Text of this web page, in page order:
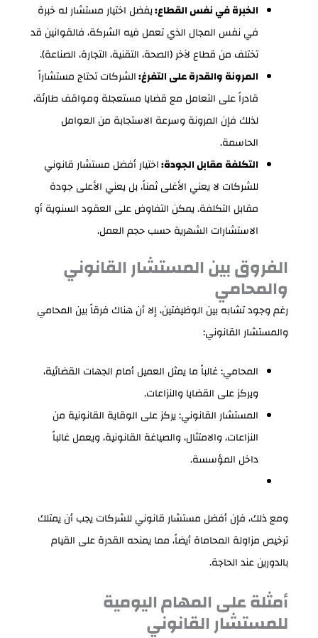
الخبرة في نفس القطاع:يفضل اختيار مستشار له خبرة
في نفس المجال الذي تعمل فيه الشركة، فالقوانين قد
تختلف من قطاع لآخر (الصحة، التقنية، التجارة، الصناعة).
المرونة والقدرة على التفرغ:الشركات تحتاج مستشاراً
قادراً على التعامل مع قضايا مستعجلة ومواقف طارئة،
لذلك فإن المرونة وسرعة الاستجابة من العوامل
الحاسمة.
التكلفة مقابل الجودة:اختيار أفضل مستشار قانوني
للشركات لا يعني الأغلى ثمناً، بل يعني الأعلى جودة
مقابل التكلفة. يمكن التفاوض على العقود السنوية أو
الاستشارات الشهرية حسب حجم العمل.
الفروق بين المستشار القانوني
والمحامي
رغم وجود تشابه بين الوظيفتين، إلا أن هناك فرقاً بين المحامي
والمستشار القانوني:
المحامي: غالباً ما يمثل العميل أمام الجهات القضائية،
ويركز على القضايا والنزاعات.
المستشار القانوني: يركز على الوقاية القانونية من
النزاعات، والامتثال، والصياغة القانونية، ويعمل غالباً
داخل المؤسسة.
ومع ذلك، فإن أفضل مستشار قانوني للشركات يجب أن يمتلك
ترخيص مزاولة المحاماة أيضاً، مما يمنحه القدرة على القيام
بالدورين عند الحاجة.
أمثلة على المهام اليومية
للمستشار القانوني